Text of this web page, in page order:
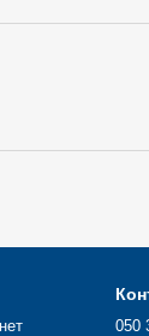
050